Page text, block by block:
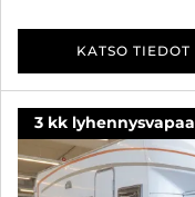
KATSO TIEDOT
3 kk lyhennysvapaa